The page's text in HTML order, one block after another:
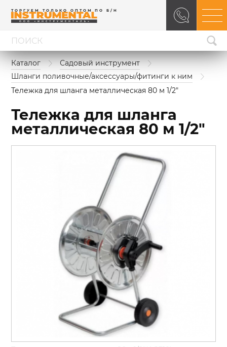
ТОРГУЕМ ТОЛЬКО ОПТОМ ПО Б/Н
Каталог
Садовый инструмент
Шланги поливочные/аксессуары/фитинги к ним
Тележка для шланга металлическая 80 м 1/2"
Тележка для шланга
металлическая 80 м 1/2"